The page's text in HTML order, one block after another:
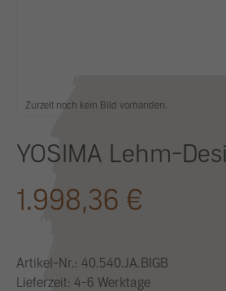
Zurzeit noch kein Bild vorhanden.
YOSIMA Lehm-
1.998,36 €
Artikel-Nr.: 40.540.JA.BIGB
Lieferzeit: 4-6 Werktage